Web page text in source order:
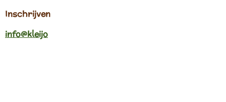
Inschrijven
info@kleijo